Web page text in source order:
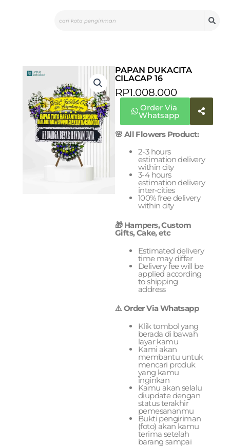
PAPAN DUKACITA
CILACAP 16
RP1.008.000
Order Via
Whatsapp
🌸 All Flowers Product:
2-3 hours
estimation delivery
within city
3-4 hours
estimation delivery
inter-cities
100% free delivery
within city
🎁 Hampers, Custom
Gifts, Cake, etc
Estimated delivery
time may differ
Delivery fee will be
applied according
to shipping
address
⚠️ Order Via Whatsapp
Klik tombol yang
berada di bawah
layar kamu
Kami akan
membantu untuk
mencari produk
yang kamu
inginkan
Kamu akan selalu
diupdate dengan
status terakhir
pemesananmu
Bukti pengiriman
(foto) akan kamu
terima setelah
barang sampai